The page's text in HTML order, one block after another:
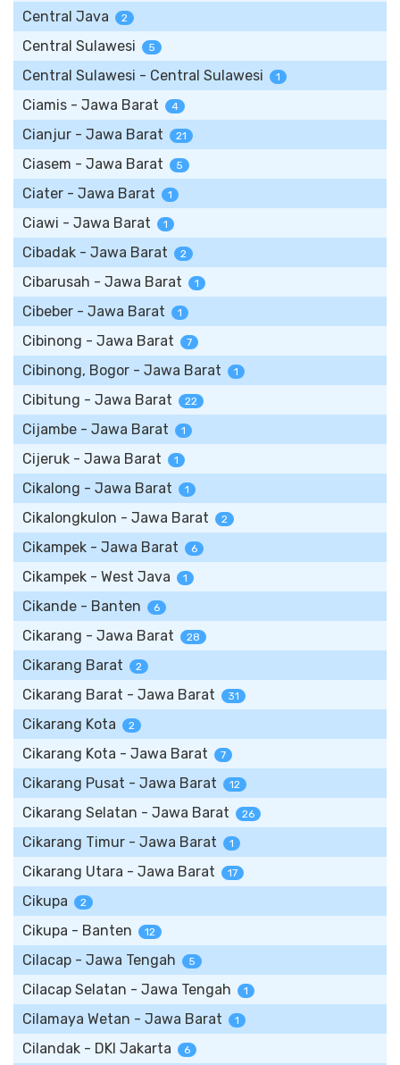
Central Java 2
Central Sulawesi 5
Central Sulawesi - Central Sulawesi 1
Ciamis - Jawa Barat 4
Cianjur - Jawa Barat 21
Ciasem - Jawa Barat 5
Ciater - Jawa Barat 1
Ciawi - Jawa Barat 1
Cibadak - Jawa Barat 2
Cibarusah - Jawa Barat 1
Cibeber - Jawa Barat 1
Cibinong - Jawa Barat 7
Cibinong, Bogor - Jawa Barat 1
Cibitung - Jawa Barat 22
Cijambe - Jawa Barat 1
Cijeruk - Jawa Barat 1
Cikalong - Jawa Barat 1
Cikalongkulon - Jawa Barat 2
Cikampek - Jawa Barat 6
Cikampek - West Java 1
Cikande - Banten 6
Cikarang - Jawa Barat 28
Cikarang Barat 2
Cikarang Barat - Jawa Barat 31
Cikarang Kota 2
Cikarang Kota - Jawa Barat 7
Cikarang Pusat - Jawa Barat 12
Cikarang Selatan - Jawa Barat 26
Cikarang Timur - Jawa Barat 1
Cikarang Utara - Jawa Barat 17
Cikupa 2
Cikupa - Banten 12
Cilacap - Jawa Tengah 5
Cilacap Selatan - Jawa Tengah 1
Cilamaya Wetan - Jawa Barat 1
Cilandak - DKI Jakarta 6